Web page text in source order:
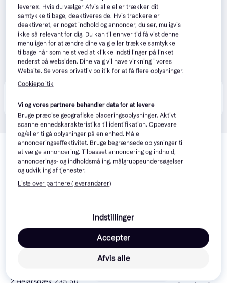
betalende kunde i denne kategori.
Relaterede produkter
Se vores forslag til andre produkter, der matcher dine
interesser. Vis alle
levere«. Hvis du vælger Afvis alle eller trækker dit
samtykke tilbage, deaktiveres de. Hvis trackere er
deaktiveret, er noget indhold og annoncer, du ser, muligvis
ikke så relevant for dig. Du kan til enhver tid få vist denne
menu igen for at ændre dine valg eller trække samtykke
tilbage når som helst ved at klikke Indstillinger på linket
nederst på websiden. Dine valg vil have virkning i vores
Website. Se vores privatliv politik for at få flere oplysninger.
Cookiepolitik
Vi og vores partnere behandler data for at levere
Bruge præcise geografiske placeringsoplysninger. Aktivt
scanne enhedskarakteristika til identifikation. Opbevare
og/eller tilgå oplysninger på en enhed. Måle
annonceringseffektivitet. Bruge begrænsede oplysninger til
at vælge annoncering. Tilpasset annoncering og indhold,
annoncerings- og indholdsmåling, målgruppeundersøgelser
og udvikling af tjenester.
Liste over partnere (leverandører)
Indstillinger
Afvis alle
Accepter